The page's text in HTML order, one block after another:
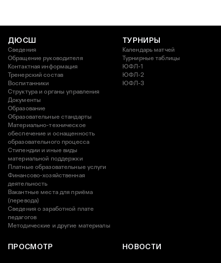
ДЮСШ
Сведения
Обращение руководителя
Контактная информация
Тренерский состав
Воспитанники
Структура и органы управления
Документы
Образование
Образовательные стандарты
Материально-техническое
обеспечение и оснащенность
образовательного процесса
Стипендии и иные виды
материальной поддержки
Платные образовательные услуги
Финансово-хозяйственная
деятельность
Вакантные места для приёма
(перевода)
Сведения о заработной плате
педагогов
Методические и другие материалы
ТУРНИРЫ
Календарь матчей
Турнирные таблицы
ЮФЛ-1
ЮФЛ-2
ЮФЛ-3
ПРОСМОТР НОВОСТИ